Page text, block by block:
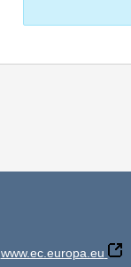
www.ec.europa.eu